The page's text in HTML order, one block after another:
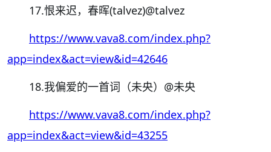
17.恨来迟，春晖(talvez)@talvez
https://www.vava8.com/index.php?
app=index&act=view&id=42646
18.我偏爱的一首词（未央） @未央
https://www.vava8.com/index.php?
app=index&act=view&id=43255